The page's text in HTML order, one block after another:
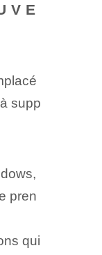
supp
pren
qui